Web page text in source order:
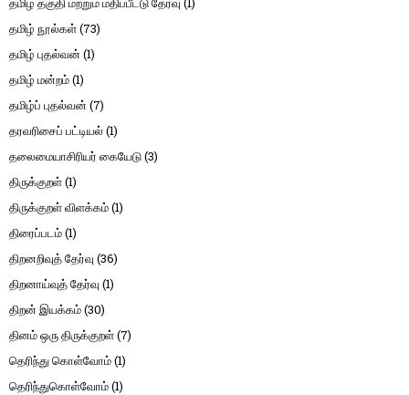
தமிழ் நூல்கள்(73)
தமிழ் புதல்வன் (1)
தமிழ் மன்றம்(1)
தமிழ்ப் புதல்வன் (7)
தரவரிசைப் பட்டியல் (1)
தலைமையாசிரியர் கையேடு(3)
திருக்குறள்(1)
திருக்குறள் விளக்கம்(1)
திரைப்படம்(1)
திறனறிவுத் தேர்வு (36)
திறனாய்வுத் தேர்வு (1)
திறன் இயக்கம்(30)
தினம் ஒரு திருக்குறள்(7)
தெரிந்து கொள்வோம்(1)
தெரிந்துகொள்வோம்(1)